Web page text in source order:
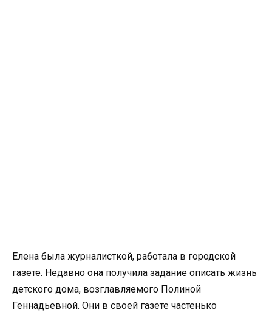
Елена была журналисткой, работала в городской
газете. Недавно она получила задание описать жизнь
детского дома, возглавляемого Полиной
Геннадьевной. Они в своей газете частенько